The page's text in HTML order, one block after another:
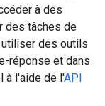
à des
des tâches de
des outils
réponse et dans
à l'aide de l'API